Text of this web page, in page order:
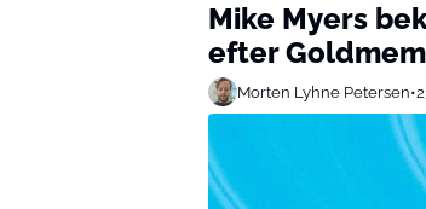
Mike Myers
efter
Morten Lyhne Petersen•